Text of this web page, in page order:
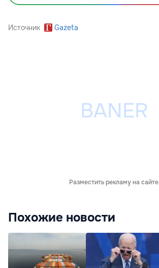
Источник Gazeta
Разместить рекламу на сайте
Похожие новости